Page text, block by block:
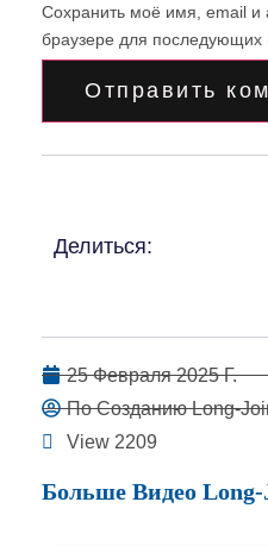
Сохранить моё имя, email и
браузере для последующих
Делиться:
25 Февраля 2025 Г.
По Созданию Long-
View 2209
Больше Видео